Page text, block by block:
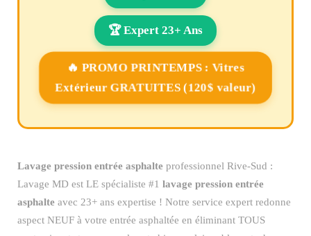
🏆 Expert 23+ Ans
🔥 PROMO PRINTEMPS : Vitres
Extérieur GRATUITES (120$ valeur)
Lavage pression entrée asphalte professionnel Rive-Sud :
Lavage MD est LE spécialiste #1 lavage pression entrée
asphalte avec 23+ ans expertise ! Notre service expert redonne
aspect NEUF à votre entrée asphaltée en éliminant TOUS